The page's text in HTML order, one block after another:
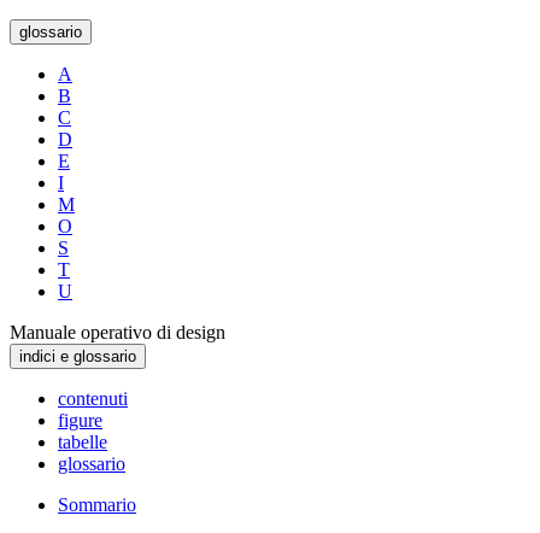
glossario
A
B
C
D
E
I
M
O
S
T
U
Manuale operativo di design
indici e glossario
contenuti
figure
tabelle
glossario
Sommario